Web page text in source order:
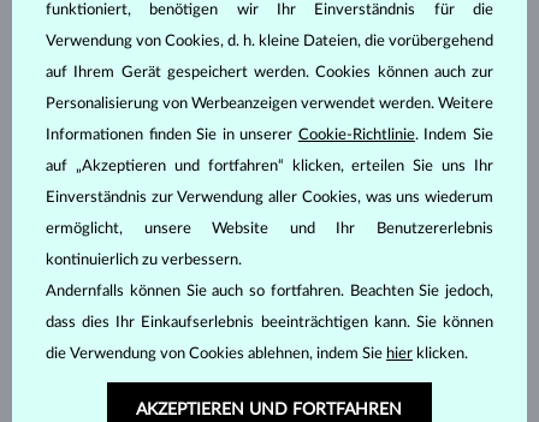
funktioniert, benötigen wir Ihr Einverständnis für die
Verwendung von Cookies, d. h. kleine Dateien, die vorübergehend
auf Ihrem Gerät gespeichert werden. Cookies können auch zur
Personalisierung von Werbeanzeigen verwendet werden. Weitere
Informationen finden Sie in unserer Cookie-Richtlinie. Indem Sie
auf „Akzeptieren und fortfahren“ klicken, erteilen Sie uns Ihr
Einverständnis zur Verwendung aller Cookies, was uns wiederum
ermöglicht, unsere Website und Ihr Benutzererlebnis
kontinuierlich zu verbessern.
Andernfalls können Sie auch so fortfahren. Beachten Sie jedoch,
dass dies Ihr Einkaufserlebnis beeinträchtigen kann. Sie können
die Verwendung von Cookies ablehnen, indem Sie hier klicken.
AKZEPTIEREN UND FORTFAHREN